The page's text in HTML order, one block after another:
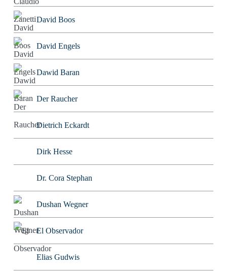
David Boos
David Engels
Dawid Baran
Der Raucher
Dietrich Eckardt
Dirk Hesse
Dr. Cora Stephan
Dushan Wegner
El Observador
Elias Gudwis